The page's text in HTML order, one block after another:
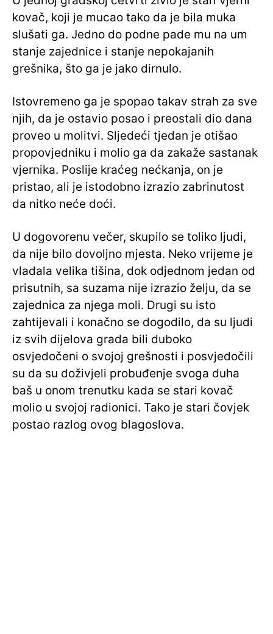
kovač, koji je mucao tako da je bila muka
slušati ga. Jedno do podne pade mu na um
stanje zajednice i stanje nepokajanih
grešnika, što ga je jako dirnulo.
Istovremeno ga je spopao takav strah za sve
njih, da je ostavio posao i preostali dio dana
proveo u molitvi. Sljedeći tjedan je otišao
propovjedniku i molio ga da zakaže sastanak
vjernika. Poslije kraćeg nećkanja, on je
pristao, ali je istodobno izrazio zabrinutost
da nitko neće doći.
U dogovorenu večer, skupilo se toliko ljudi,
da nije bilo dovoljno mjesta. Neko vrijeme je
vladala velika tišina, dok odjednom jedan od
prisutnih, sa suzama nije izrazio želju, da se
zajednica za njega moli. Drugi su isto
zahtijevali i konačno se dogodilo, da su ljudi
iz svih dijelova grada bili duboko
osvjedočeni o svojoj grešnosti i posvjedočili
su da su doživjeli probuđenje svoga duha
baš u onom trenutku kada se stari kovač
molio u svojoj radionici. Tako je stari čovjek
postao razlog ovog blagoslova.